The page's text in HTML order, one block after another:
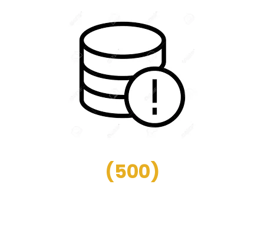
(500)